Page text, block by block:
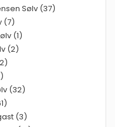
Sølv (37)
(7)
(1)
(2)
(32)
(3)